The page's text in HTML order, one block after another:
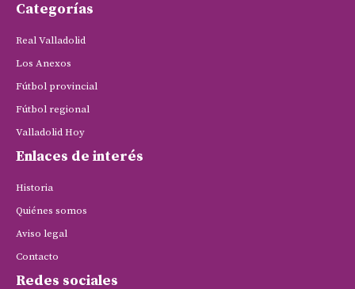
Categorías
Real Valladolid
Los Anexos
Fútbol provincial
Fútbol regional
Valladolid Hoy
Enlaces de interés
Historia
Quiénes somos
Aviso legal
Contacto
Redes sociales